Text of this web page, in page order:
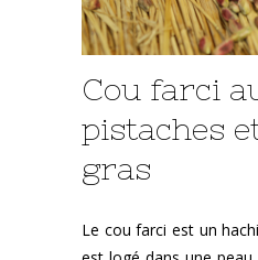
Cou farci
pistaches
gras
Le cou farci est un